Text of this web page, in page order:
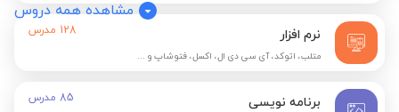
نرم افزار
متلب، اتوکد، آی سی دی ال، اکسل، فتوشاپ و ...
128 مدرس
برنامه نویسی 85 مدرس
مشاهده همه دروس